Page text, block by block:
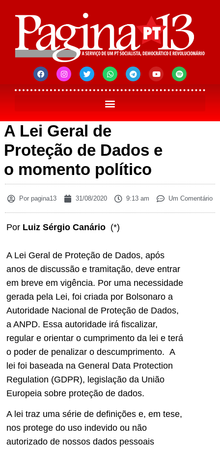
A Lei Geral de
Proteção de Dados e
o momento político
Por pagina13 31/08/2020 9:13 am Um Comentário
Por Luiz Sérgio Canário (*)
A Lei Geral de Proteção de Dados, após
anos de discussão e tramitação, deve entrar
em breve em vigência. Por uma necessidade
gerada pela Lei, foi criada por Bolsonaro a
Autoridade Nacional de Proteção de Dados,
a ANPD. Essa autoridade irá fiscalizar,
regular e orientar o cumprimento da lei e terá
o poder de penalizar o descumprimento. A
lei foi baseada na General Data Protection
Regulation (GDPR), legislação da União
Europeia sobre proteção de dados.
A lei traz uma série de definições e, em tese,
nos protege do uso indevido ou não
autorizado de nossos dados pessoais